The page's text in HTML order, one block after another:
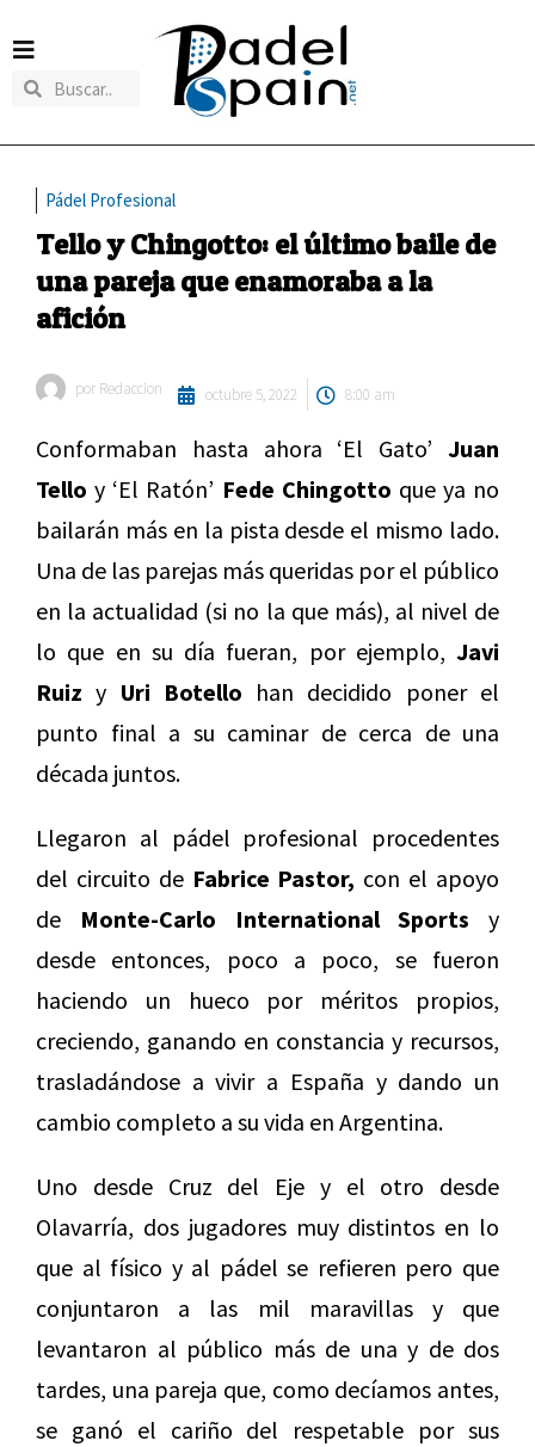
Pádel Profesional
Tello y Chingotto: el último baile de
una pareja que enamoraba a la
afición
por Redaccion octubre 5, 2022 8:00 am
Conformaban hasta ahora ‘El Gato’ Juan
Tello y ‘El Ratón’ Fede Chingotto que ya no
bailarán más en la pista desde el mismo lado.
Una de las parejas más queridas por el público
en la actualidad (si no la que más), al nivel de
lo que en su día fueran, por ejemplo, Javi
Ruiz y Uri Botello han decidido poner el
punto final a su caminar de cerca de una
década juntos.
Llegaron al pádel profesional procedentes
del circuito de Fabrice Pastor, con el apoyo
de Monte-Carlo International Sports y
desde entonces, poco a poco, se fueron
haciendo un hueco por méritos propios,
creciendo, ganando en constancia y recursos,
trasladándose a vivir a España y dando un
cambio completo a su vida en Argentina.
Uno desde Cruz del Eje y el otro desde
Olavarría, dos jugadores muy distintos en lo
que al físico y al pádel se refieren pero que
conjuntaron a las mil maravillas y que
levantaron al público más de una y de dos
tardes, una pareja que, como decíamos antes,
se ganó el cariño del respetable por sus